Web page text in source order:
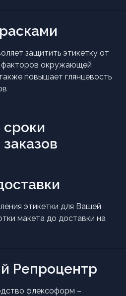
защитить этикетку от
факторов окружающей
повышает глянцевость
этикетки для Вашей
макета до доставки на
Репроцентр
флексоформ –